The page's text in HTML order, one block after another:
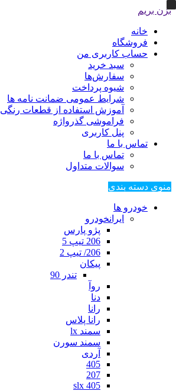
بزن بریم
خانه
فروشگاه
حساب کاربری من
سبد خرید
سفارش‌ها
شیوه پرداخت
شرایط عمومی ضمانت نامه ها
آموزش استفاده از قطعات رنگی
فراموشی گذرواژه
پنل کاربری
تماس با ما
تماس با ما
سوالات متداول
منوی دسته بندی
خودرو ها
ایرانخودرو
پژو پارس
206 تیپ 5
206/ تیپ 2
پیکان
تندر 90
روآ
دنا
رانا
رانا پلاس
سمند lx
سمند سورن
آردی
405
207
405 slx